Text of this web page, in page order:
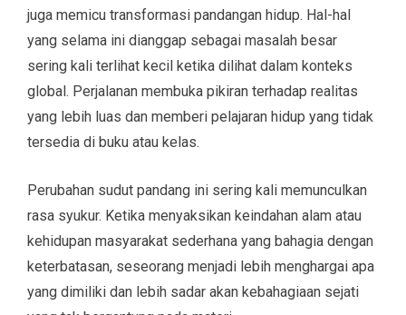
juga memicu transformasi pandangan hidup. Hal-hal
yang selama ini dianggap sebagai masalah besar
sering kali terlihat kecil ketika dilihat dalam konteks
global. Perjalanan membuka pikiran terhadap realitas
yang lebih luas dan memberi pelajaran hidup yang tidak
tersedia di buku atau kelas.
Perubahan sudut pandang ini sering kali memunculkan
rasa syukur. Ketika menyaksikan keindahan alam atau
kehidupan masyarakat sederhana yang bahagia dengan
keterbatasan, seseorang menjadi lebih menghargai apa
yang dimiliki dan lebih sadar akan kebahagiaan sejati